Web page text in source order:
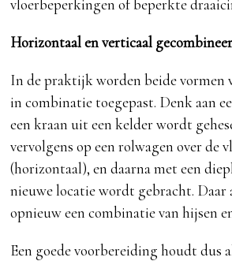
vloerbeperkingen of beperkte
Horizontaal en verticaal
In de praktijk worden beide vormen
in combinatie toegepast. Denk aan
een kraan uit een kelder wordt
vervolgens op een rolwagen over de
(horizontaal), en daarna met een
nieuwe locatie wordt gebracht. Daar
opnieuw een combinatie van hijsen
Een goede voorbereiding houdt dus